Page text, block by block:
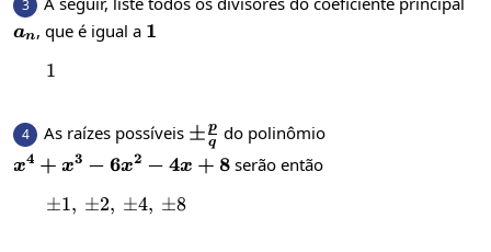
3
a_n
an, que é igual a 1
1
1
1
4 As raízes possíveis \pm\frac{p}
{q}
± q
p do polinômio
x^4+x^3-
4x+8
x4 + x3 − 6x2 − 4x + 8serão então
\pm1,\:\pm2,\:\pm4,\:\pm8
±1, ±2, ±4, ±8